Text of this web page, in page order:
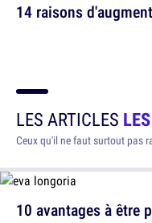
14 raisons
LES ARTICLES
Ceux qu'il ne faut surtout pas
10 avantages à être